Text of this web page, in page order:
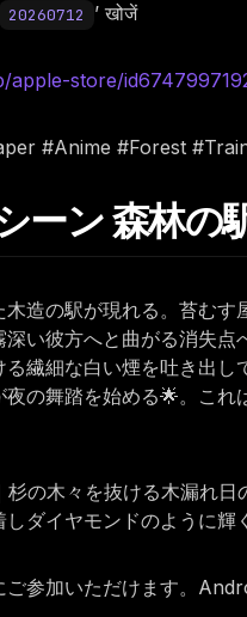
20260712 ’ खोजें
store/
#Anime #Forest
ーン 森林の
造の駅が現れる。苔む
い彼方へと曲がる消失
繊細な白い煙を吐き出
の舞踏を始める🌟。こ
の木々を抜ける木漏れ
ダイヤモンドのように輝
参加いただけます。